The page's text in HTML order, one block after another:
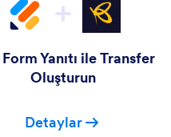
Yanıtı ile Transfer
Oluşturun
Detaylar